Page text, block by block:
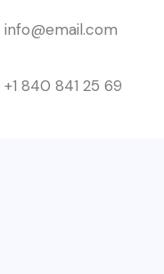
info@email.com
+1 840 841 25 69